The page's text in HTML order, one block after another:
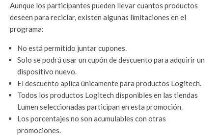
Aunque los participantes pueden llevar cuantos productos
deseen para reciclar, existen algunas limitaciones en el
programa:
No está permitido juntar cupones.
Solo se podrá usar un cupón de descuento para adquirir un
dispositivo nuevo.
El descuento aplica únicamente para productos Logitech.
Todos los productos Logitech disponibles en las tiendas
Lumen seleccionadas participan en esta promoción.
Los porcentajes no son acumulables con otras
promociones.